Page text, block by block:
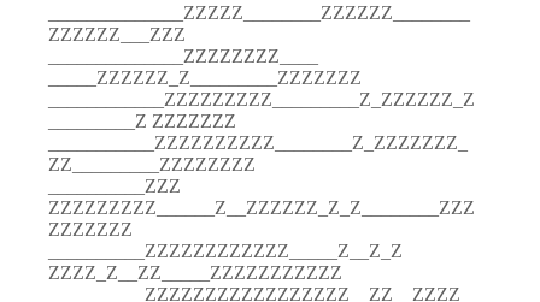
______________ZZZZZ________ZZZZZZ________
ZZZZZZ___ZZZ
______________ZZZZZZZZ____
_____ZZZZZZ_Z_________ZZZZZZZ
____________ZZZZZZZZZ_________Z_ZZZZZZ_Z
_________Z ZZZZZZZ
___________ZZZZZZZZZZ________Z_ZZZZZZZ_
ZZ_________ZZZZZZZZ
__________ZZZ
ZZZZZZZZZ______Z__ZZZZZZ_Z_Z________ZZZ
ZZZZZZZ
__________ZZZZZZZZZZZZ_____Z__Z_Z
ZZZZ_Z__ZZ_____ZZZZZZZZZZZ
__________ZZZZZZZZZZZZZZZZZ__ZZ__ZZZZ_